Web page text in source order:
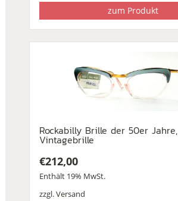
zum Produkt
Rockabilly Brille der 50er Jahre,
Vintagebrille
€212,00
Enthält 19% MwSt.
zzgl.Versand